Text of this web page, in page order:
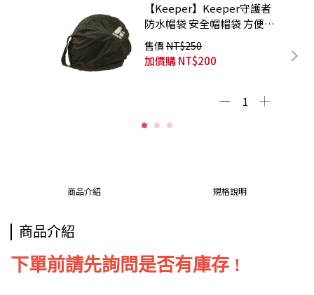
【Keeper】Keeper守護者
防水帽袋 安全帽帽袋 方便攜
帶 超大容量
售價 NT$250
加價購NT$200
商品介紹 規格說明
商品介紹
下單前請先詢問是否有庫存 !